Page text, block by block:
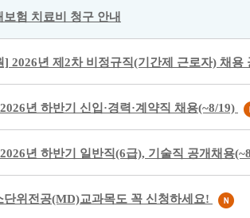
험 치료비 청구 안내
] 2026년 제2차 비정규직(기간제 근로자) 채용
년 하반기 신입·경력·계약직 채용(~8/19)
년 하반기 일반직(6급), 기술직 공개채용
단위전공(MD)교과목도 꼭 신청하세요!